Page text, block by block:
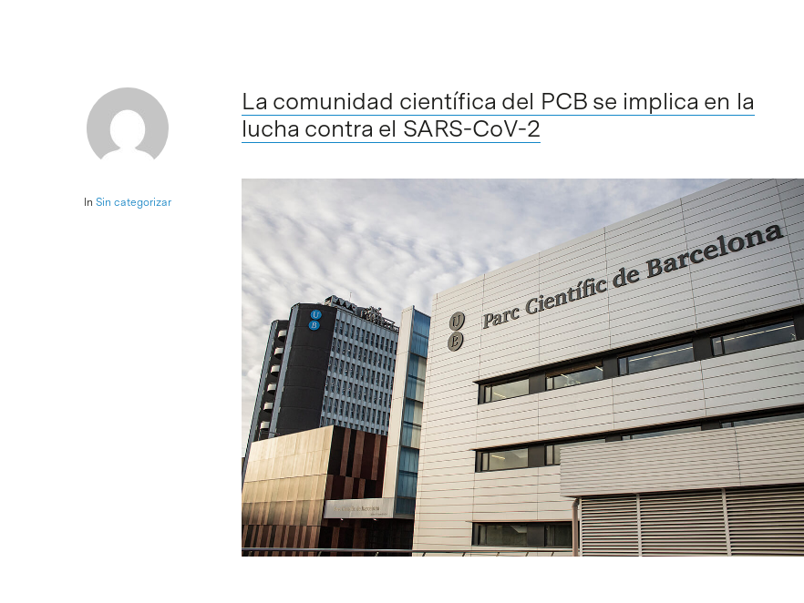
In Sin categorizar
La comunidad científica del PCB se implica en la
lucha contra el SARS-CoV-2